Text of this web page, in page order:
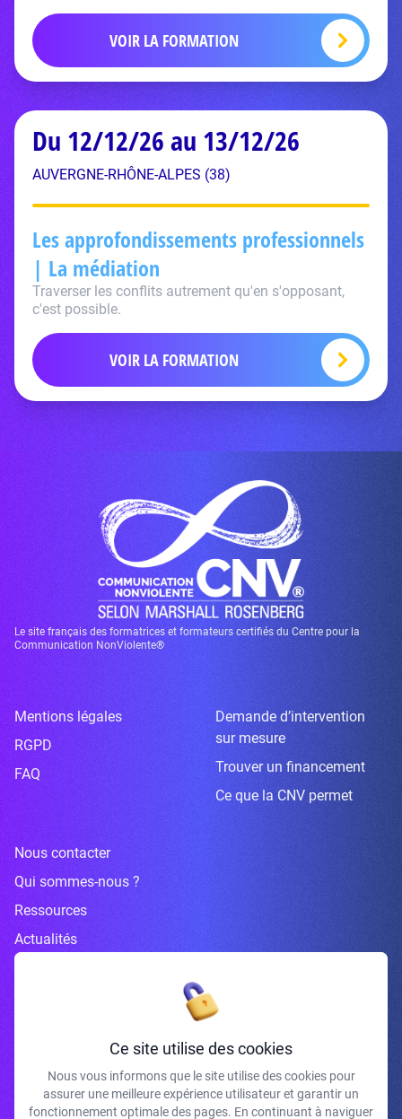
VOIR LA FORMATION
Du 12/12/26 au 13/12/26
AUVERGNE-RHÔNE-ALPES (38)
Les approfondissements professionnels
| La médiation
Traverser les conflits autrement qu'en s'opposant,
c'est possible.
VOIR LA FORMATION
Le site français des formatrices et formateurs certifiés du Centre pour la
Communication NonViolente®
Mentions légales
RGPD
FAQ
Demande d’intervention
sur mesure
Trouver un financement
Ce que la CNV permet
Nous contacter
Qui sommes-nous ?
Ressources
Actualités
Inscrivez-vous à la newsletter
J'accepte de recevoir vos e-mails et confirme avoir pris connaissance de
Ce site utilise des cookies
Nous vous informons que le site utilise des cookies pour
assurer une meilleure expérience utilisateur et garantir un
fonctionnement optimale des pages. En continuant à naviguer